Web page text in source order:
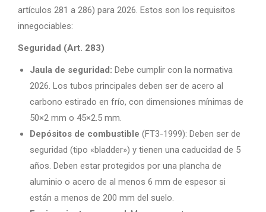
artículos 281 a 286) para 2026. Estos son los requisitos
innegociables:
Seguridad (Art. 283)
Jaula de seguridad: Debe cumplir con la normativa
2026. Los tubos principales deben ser de acero al
carbono estirado en frío, con dimensiones mínimas de
50×2 mm o 45×2.5 mm.
Depósitos de combustible (FT3-1999): Deben ser de
seguridad (tipo «bladder») y tienen una caducidad de 5
años. Deben estar protegidos por una plancha de
aluminio o acero de al menos 6 mm de espesor si
están a menos de 200 mm del suelo.